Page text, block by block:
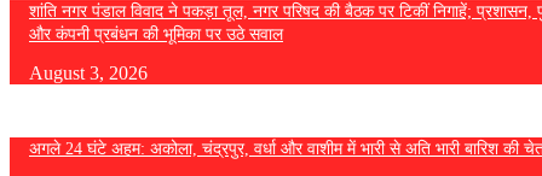
शांति नगर पंडाल विवाद ने पकड़ा तूल, नगर परिषद की बैठक पर टिकीं निगाहें; प्रशासन,
और कंपनी प्रबंधन की भूमिका पर उठे सवाल
August 3, 2026
अगले 24 घंटे अहम: अकोला, चंद्रपुर, वर्धा और वाशीम में भारी से अति भारी बारिश की